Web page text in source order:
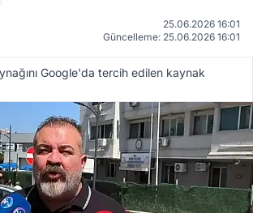
25.06.2026 16:01
Güncelleme: 25.06.2026 16:01
Google'da tercih edilen kaynak